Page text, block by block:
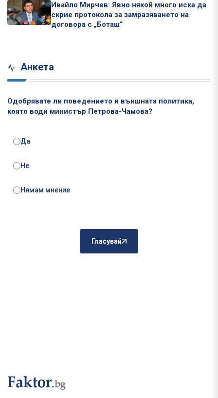
Ивайло Мирчев: Явно някой много иска да
скрие протокола за замразяването на
договора с „Боташ“
Анкета
Одобрявате ли поведението и външната политика,
която води министър Петрова-Чамова?
Да
Не
Нямам мнение
Гласувай